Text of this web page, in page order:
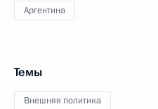
Аргентина
Темы
Внешняя политика